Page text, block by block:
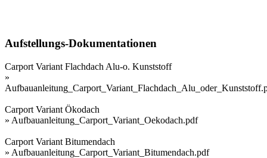
Aufstellungs-Dokumentationen
Carport Variant Flachdach Alu-o. Kunststoff
»
Carport Variant Ökodach
» Aufbauanleitung_Carport_Variant_Oekodach.pdf
Carport Variant Bitumendach
» Aufbauanleitung_Carport_Variant_Bitumendach.pdf